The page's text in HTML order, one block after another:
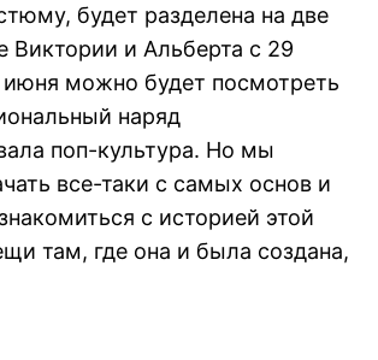
будет разделена на две
Виктории и Альберта с 29
июня можно будет посмотреть
наряд
поп-культура. Но мы
все-таки с самых основ и
с историей этой
там, где она и была создана,